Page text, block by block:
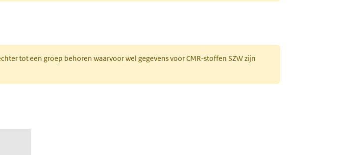
tot een groep behoren waarvoor wel gegevens voor CMR-stoffen SZW zijn